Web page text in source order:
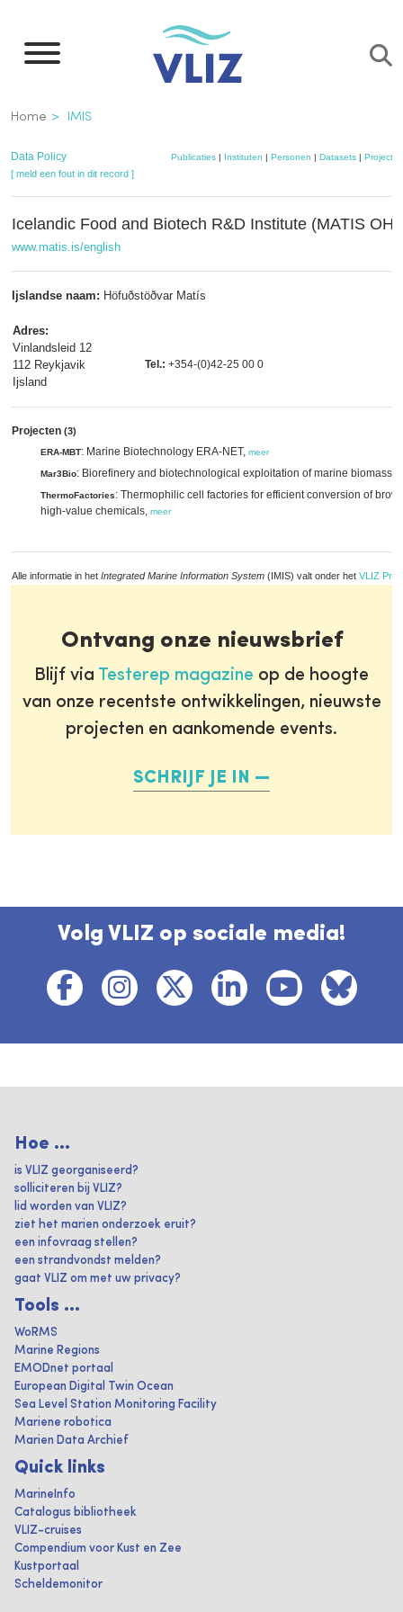
naar
inhoud
gaan
Kruimelpad
Home IMIS
Data Policy Publicaties| Instituten | Personen | Datasets| Projecten
[ meld een fout in dit record ]
Icelandic Food and Biotech R&D Institute (MATIS
www.matis.is/english
Ijslandse naam: Höfuðstöðvar Matís
Adres:
Vinlandsleid 12
112 Reykjavik
Ijsland
Tel.: +354-(0)42-25 00 0
Projecten (3)
ERA-MBT: Marine Biotechnology ERA-NET, meer
Mar3Bio: Biorefinery and biotechnological exploitation of marine
ThermoFactories: Thermophilic cell factories for efficient conversion of
high-value chemicals, meer
Alle informatie in het Integrated Marine Information System (IMIS) valt onder het VLIZ
Ontvang onze nieuwsbrief
Blijf via Testerep magazine op de hoogte
van onze recentste ontwikkelingen, nieuwste
projecten en aankomende events.
SCHRIJF JE IN
Volg VLIZ op sociale media!
Hoe ...
is VLIZ georganiseerd?
solliciteren bij VLIZ?
lid worden van VLIZ?
ziet het marien onderzoek eruit?
een infovraag stellen?
een strandvondst melden?
gaat VLIZ om met uw privacy?
Tools ...
WoRMS
Marine Regions
EMODnet portaal
European Digital Twin Ocean
Sea Level Station Monitoring Facility
Mariene robotica
Marien Data Archief
Quick links
MarineInfo
Catalogus bibliotheek
VLIZ-cruises
Compendium voor Kust en Zee
Kustportaal
Scheldemonitor